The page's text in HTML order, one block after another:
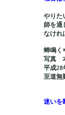
やりた
師を通
なけれ
蝉鳴
写真
平成28
至道
迷いを